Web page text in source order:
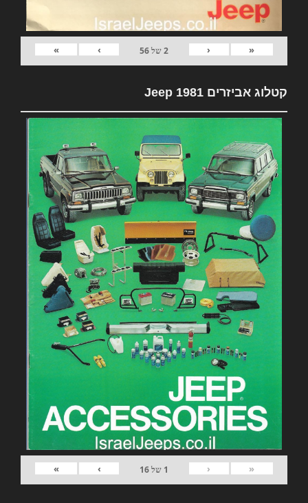
«
‹
2של56
›
»
קטלוג אביזרים 1981 Jeep
«
‹
1 של16
›
»